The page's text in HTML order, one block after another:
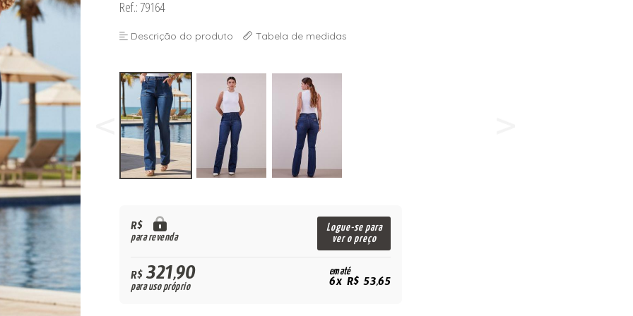
Ref.: 79164
Descrição do produto Tabela de medidas
R$
para revenda
Logue-se para
ver o preço
R$321,90
para uso próprio
em até
6x R$ 53,65